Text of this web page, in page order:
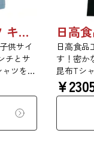
日高食品工業 企業Tシャツ キッズ用
供サイ
チとサ
ツをご
の昆
，
えな
Tシャ
昆布が
日高食品
す！密か
昆布Tシ
高食品工
のデザイ
布ネク
NO
い....）
¥